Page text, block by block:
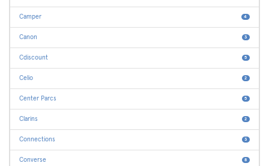
Camper 4
Canon 3
Cdiscount 5
Celio 2
Center Parcs 5
Clarins 2
Connections 3
Converse 8